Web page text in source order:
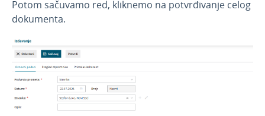
Potom sačuvamo red, kliknemo na potvrđivanje celog
dokumenta.